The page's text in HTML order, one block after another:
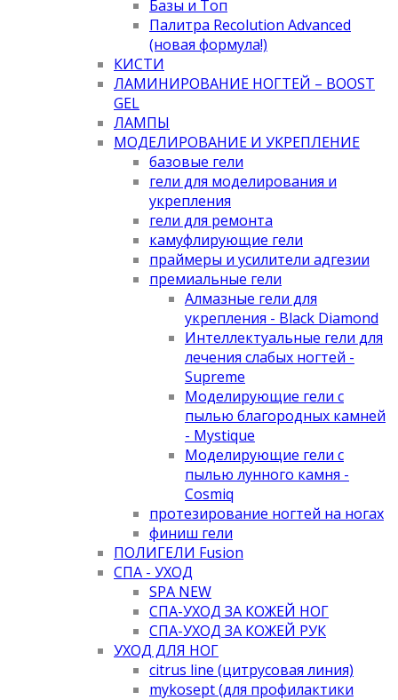
Базы и Топ
Палитра Recolution Advanced
(новая формула!)
КИСТИ
ЛАМИНИРОВАНИЕ НОГТЕЙ – BOOST
GEL
ЛАМПЫ
МОДЕЛИРОВАНИЕ И УКРЕПЛЕНИЕ
базовые гели
гели для моделирования и
укрепления
гели для ремонта
камуфлирующие гели
праймеры и усилители адгезии
премиальные гели
Алмазные гели для
укрепления - Black Diamond
Интеллектуальные гели для
лечения слабых ногтей -
Supreme
Моделирующие гели с
пылью благородных камней
- Mystique
Моделирующие гели с
пылью лунного камня -
Cosmiq
протезирование ногтей на ногах
финиш гели
ПОЛИГЕЛИ Fusion
СПА - УХОД
SPA NEW
СПА-УХОД ЗА КОЖЕЙ НОГ
СПА-УХОД ЗА КОЖЕЙ РУК
УХОД ДЛЯ НОГ
citrus line (цитрусовая линия)
mykosept (для профилактики